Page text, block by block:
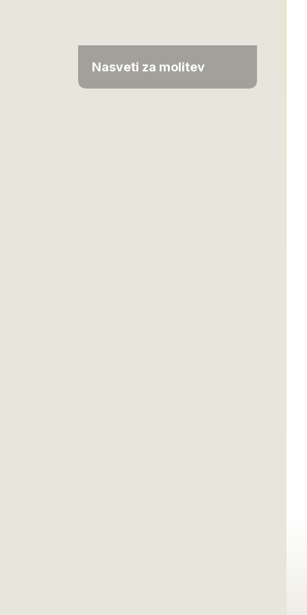
Nasveti za molitev